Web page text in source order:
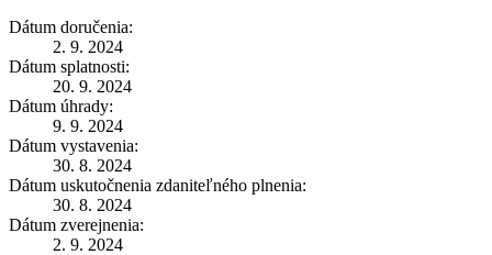
Dátum doručenia:
2. 9. 2024
Dátum splatnosti:
20. 9. 2024
Dátum úhrady:
9. 9. 2024
Dátum vystavenia:
30. 8. 2024
Dátum uskutočnenia zdaniteľného plnenia:
30. 8. 2024
Dátum zverejnenia:
2. 9. 2024